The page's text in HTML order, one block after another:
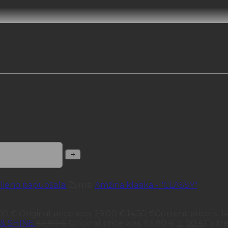
papuošalai
Amžina klasika - "CLASSY"
SHINE